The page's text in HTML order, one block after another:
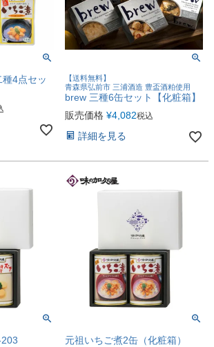
4点セッ
【送料無料】
青森県弘前市 三浦酒造 豊盃酒粕使用
brew 三種6缶セット【化粧箱】
販売価格 ¥4,082税込
詳細を見る
元祖いちご煮2缶（化粧箱）